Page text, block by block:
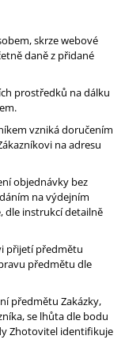
skrze webové
daně z přidané
prostředků na dálku
vzniká doručením
na adresu
objednávky bez
na výdejním
dle instrukcí detailně
přijetí předmětu
předmětu dle
předmětu Zakázky,
se lhůta dle bodu
Zhotovitel identifikuje